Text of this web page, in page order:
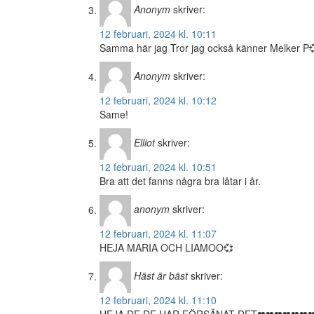
Anonym skriver:
12 februari, 2024 kl. 10:11
Samma här jag Tror jag också känner Melker
Anonym skriver:
12 februari, 2024 kl. 10:12
Same!
Elliot skriver:
12 februari, 2024 kl. 10:51
Bra att det fanns några bra låtar i år.
anonym skriver:
12 februari, 2024 kl. 11:07
HEJA MARIA OCH LIAMOO💞
Häst är bäst skriver:
12 februari, 2024 kl. 11:10